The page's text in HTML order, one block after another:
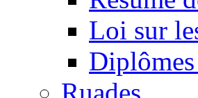
Loi sur
Ruades